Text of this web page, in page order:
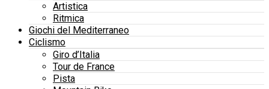
Artistica
Ritmica
Giochi del Mediterraneo
Ciclismo
Giro d’Italia
Tour de France
Pista